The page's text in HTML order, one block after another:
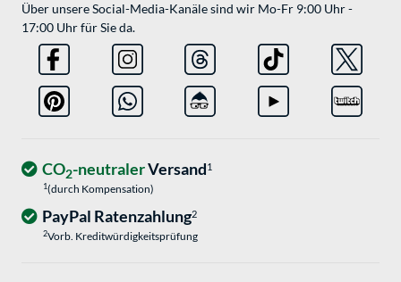
Über unsere Social-Media-Kanäle sind wir Mo-Fr 9:00 Uhr -
17:00 Uhr für Sie da.
CO2-neutralerVersand1
1(durch Kompensation)
PayPal Ratenzahlung2
2Vorb. Kreditwürdigkeitsprüfung